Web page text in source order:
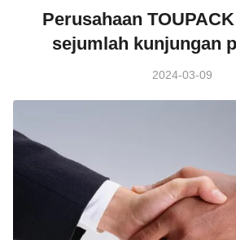
Perusahaan
sejumlah kunjungan
2024-03-09